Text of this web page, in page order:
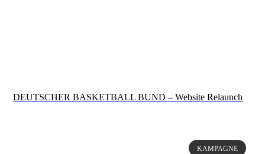
DEUTSCHER BASKETBALL BUND – Website Relaunch
KAMPAGNE